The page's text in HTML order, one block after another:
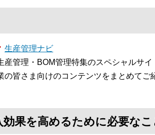
生産管理ナビ
産管理・BOM管理特集のスペシャルサ
の皆さま向けのコンテンツをまとめてご
果を高めるために必要なこ